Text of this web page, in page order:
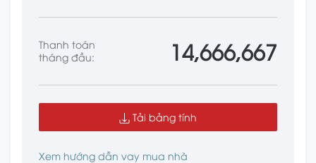
Thanh toán
tháng đầu:
14,666,667
Tải bảng tính
Xem hướng dẫn vay mua nhà